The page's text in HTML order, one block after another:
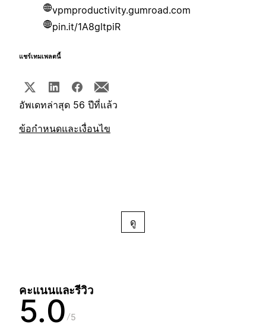
vpmproductivity.gumroad.com
pin.it/1A8gltpiR
แชร์เทมเพลตนี้
อัพเดทล่าสุด 56 ปีที่แล้ว
ข้อกำหนดและเงื่อนไข
ดู
คะแนนและรีวิว
5.0 5